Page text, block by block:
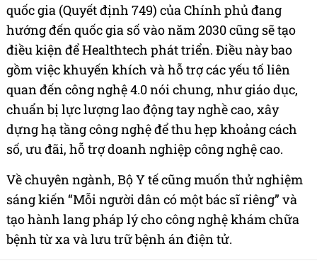
quốc gia (Quyết định 749) của Chính phủ đang
hướng đến quốc gia số vào năm 2030 cũng sẽ tạo
điều kiện để Healthtech phát triển. Điều này bao
gồm việc khuyến khích và hỗ trợ các yếu tố liên
quan đến công nghệ 4.0 nói chung, như giáo dục,
chuẩn bị lực lượng lao động tay nghề cao, xây
dựng hạ tầng công nghệ để thu hẹp khoảng cách
số, ưu đãi, hỗ trợ doanh nghiệp công nghệ cao.
Về chuyên ngành, Bộ Y tế cũng muốn thử nghiệm
sáng kiến “Mỗi người dân có một bác sĩ riêng” và
tạo hành lang pháp lý cho công nghệ khám chữa
bệnh từ xa và lưu trữ bệnh án điện tử.